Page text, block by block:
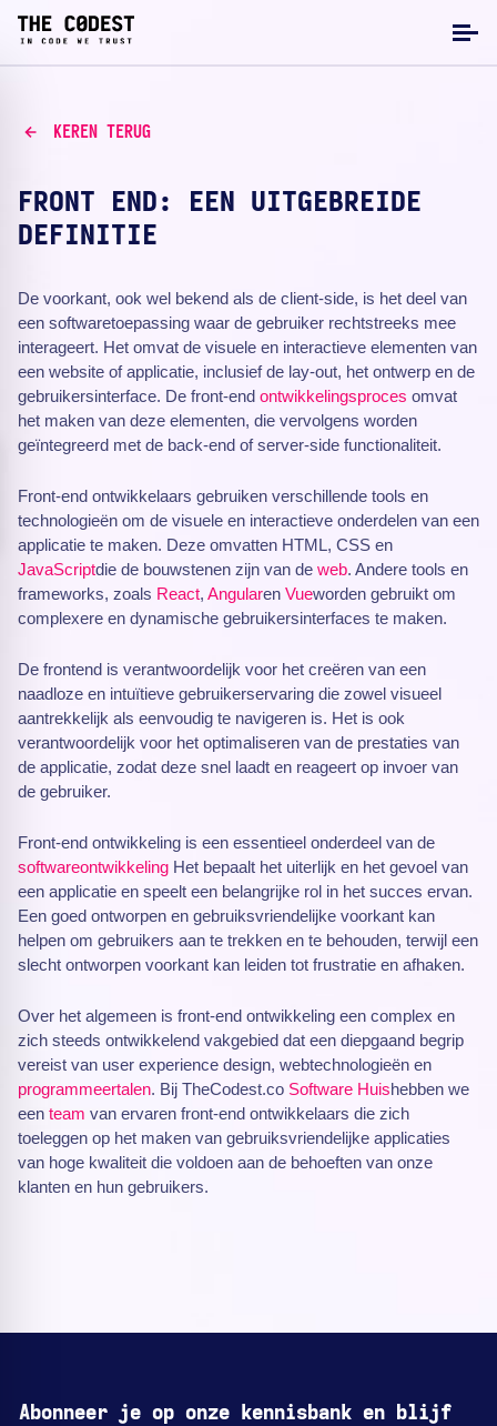
KEREN TERUG
FRONT END: EEN UITGEBREIDE
DEFINITIE
De voorkant, ook wel bekend als de client-side, is het deel van
een softwaretoepassing waar de gebruiker rechtstreeks mee
interageert. Het omvat de visuele en interactieve elementen van
een website of applicatie, inclusief de lay-out, het ontwerp en de
gebruikersinterface. De front-end ontwikkelingsproces omvat
het maken van deze elementen, die vervolgens worden
geïntegreerd met de back-end of server-side functionaliteit.
Front-end ontwikkelaars gebruiken verschillende tools en
technologieën om de visuele en interactieve onderdelen van een
applicatie te maken. Deze omvatten HTML, CSS en
JavaScriptdie de bouwstenen zijn van de web. Andere tools en
frameworks, zoals React, Angularen Vueworden gebruikt om
complexere en dynamische gebruikersinterfaces te maken.
De frontend is verantwoordelijk voor het creëren van een
naadloze en intuïtieve gebruikerservaring die zowel visueel
aantrekkelijk als eenvoudig te navigeren is. Het is ook
verantwoordelijk voor het optimaliseren van de prestaties van
de applicatie, zodat deze snel laadt en reageert op invoer van
de gebruiker.
Front-end ontwikkeling is een essentieel onderdeel van de
softwareontwikkeling Het bepaalt het uiterlijk en het gevoel van
een applicatie en speelt een belangrijke rol in het succes ervan.
Een goed ontworpen en gebruiksvriendelijke voorkant kan
helpen om gebruikers aan te trekken en te behouden, terwijl een
slecht ontworpen voorkant kan leiden tot frustratie en afhaken.
Over het algemeen is front-end ontwikkeling een complex en
zich steeds ontwikkelend vakgebied dat een diepgaand begrip
vereist van user experience design, webtechnologieën en
programmeertalen. Bij TheCodest.co Software Huishebben we
een team van ervaren front-end ontwikkelaars die zich
toeleggen op het maken van gebruiksvriendelijke applicaties
van hoge kwaliteit die voldoen aan de behoeften van onze
klanten en hun gebruikers.
Abonneer je op onze kennisbank en blijf